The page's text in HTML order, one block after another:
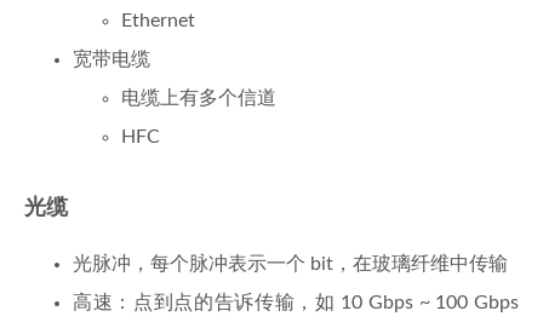
Ethernet
宽带电缆
电缆上有多个信道
HFC
光缆
光脉冲，每个脉冲表示一个 bit，在玻璃纤维中传输
高速：点到点的告诉传输，如 10 Gbps ~ 100 Gbps